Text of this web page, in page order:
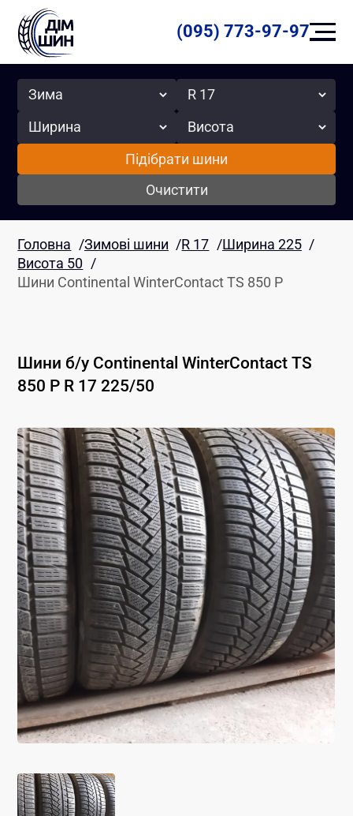
(095) 773-97-97
Сезон Радіус
Ширина Висота
Підібрати шини
Очистити
Головна /Зимові шини /R 17 /Ширина 225 /
Висота 50 /
Шини Continental WinterContact TS 850 P
Шини б/у Continental WinterContact TS
850 P R 17 225/50